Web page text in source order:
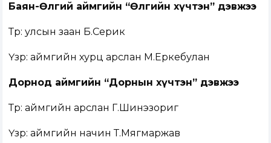
Баян-Өлгий аймгийн “Өлгийн хүчтэн” дэвжээ
Түрүү: улсын заан Б.Серик
Үзүүр: аймгийн хурц арслан М.Еркебулан
Дорнод аймгийн “Дорнын хүчтэн” дэвжээ
Түрүү: аймгийн арслан Г.Шинэзориг
Үзүүр: аймгийн начин Т.Мягмаржав